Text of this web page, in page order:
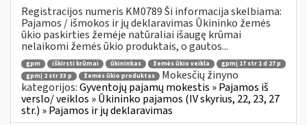
Registracijos numeris KM0789 Ši informacija skelbiama:
Pajamos / išmokos ir jų deklaravimas Ūkininko žemės
ūkio paskirties žemėje natūraliai išaugę krūmai
nelaikomi žemės ūkio produktais, o gautos...
gpm iškirsti krūmai ūkininkas žemės ūkio veikla
gpmį 17 str 1 d 27 p
gpmį 2 str 33 p
žemės ūkio produktas
Mokesčių žinyno
kategorijos:Gyventojų pajamų mokestis » Pajamos iš
verslo/ veiklos » Ūkininko pajamos (IV skyrius, 22, 23, 27
str.) » Pajamos ir jų deklaravimas